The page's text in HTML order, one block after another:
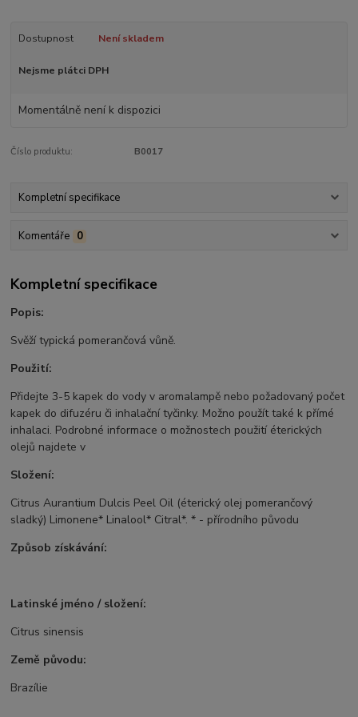
Dostupnost Není skladem
Nejsme plátci DPH
Momentálně není k dispozici
Číslo produktu: B0017
Kompletní specifikace
Komentáře 0
Kompletní specifikace
Popis:
Svěží typická pomerančová vůně.
Použití:
Přidejte 3-5 kapek do vody v aromalampě nebo požadovaný počet
kapek do difuzéru či inhalační tyčinky. Možno použít také k přímé
inhalaci. Podrobné informace o možnostech použití éterických
olejů najdete v
Složení:
Citrus Aurantium Dulcis Peel Oil (éterický olej pomerančový
sladký) Limonene* Linalool* Citral*. * - přírodního původu
Způsob získávání:
Latinské jméno / složení:
Citrus sinensis
Země původu:
Brazílie